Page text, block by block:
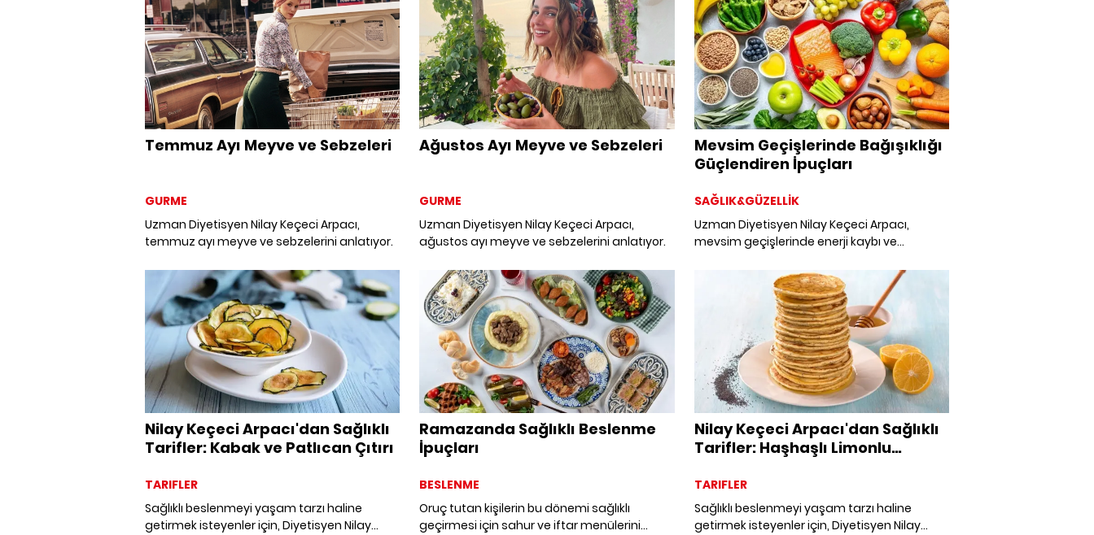
Temmuz Ayı Meyve ve Sebzeleri
GURME
Uzman Diyetisyen Nilay Keçeci Arpacı,
temmuz ayı meyve ve sebzelerini anlatıyor.
Ağustos Ayı Meyve ve Sebzeleri
GURME
Uzman Diyetisyen Nilay Keçeci Arpacı,
ağustos ayı meyve ve sebzelerini anlatıyor.
Mevsim Geçişlerinde Bağışıklığı
Güçlendiren İpuçları
SAĞLIK&GÜZELLİK
Uzman Diyetisyen Nilay Keçeci Arpacı,
mevsim geçişlerinde enerji kaybı ve
Nilay Keçeci Arpacı'dan Sağlıklı
Tarifler: Kabak ve Patlıcan Çıtırı
TARIFLER
Sağlıklı beslenmeyi yaşam tarzı haline
getirmek isteyenler için, Diyetisyen Nilay
Ramazanda Sağlıklı Beslenme
İpuçları
BESLENME
Oruç tutan kişilerin bu dönemi sağlıklı
geçirmesi için sahur ve iftar menülerini
Nilay Keçeci Arpacı'dan Sağlıklı
Tarifler: Haşhaşlı Limonlu
TARIFLER
Sağlıklı beslenmeyi yaşam tarzı haline
getirmek isteyenler için, Diyetisyen Nilay